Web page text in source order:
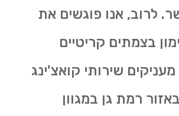
לרוב, אנו פוגשים את
בצמתים קריטיים
מעניקים שירותי קואצ'ינג
רמת גן במגוון